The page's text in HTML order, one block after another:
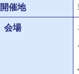
開催地
会場